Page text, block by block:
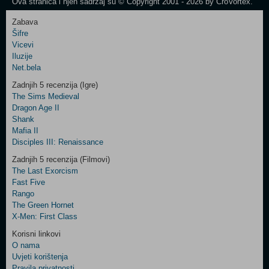
Control
Two
Newsletter
Control
Field
Three
Zabava
Šifre
Vicevi
Iluzije
Net.bela
Zadnjih 5 recenzija (Igre)
The Sims Medieval
Dragon Age II
Shank
Mafia II
Disciples III: Renaissance
Zadnjih 5 recenzija (Filmovi)
The Last Exorcism
Fast Five
Rango
The Green Hornet
X-Men: First Class
Korisni linkovi
O nama
Uvjeti korištenja